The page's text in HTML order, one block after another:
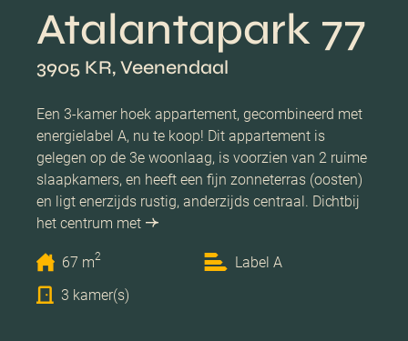
Atalantapark 77
3905 KR, Veenendaal
Een 3-kamer hoek appartement, gecombineerd met
energielabel A, nu te koop! Dit appartement is
gelegen op de 3e woonlaag, is voorzien van 2 ruime
slaapkamers, en heeft een fijn zonneterras (oosten)
en ligt enerzijds rustig, anderzijds centraal. Dichtbij
het centrum met
67 m2
Label A
3 kamer(s)